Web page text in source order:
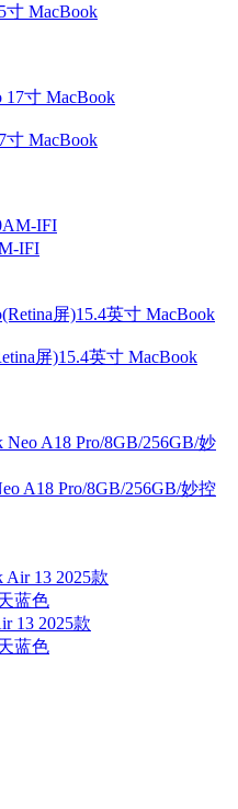
寸 MacBook
寸 MacBook
IFI
屏)15.4英寸 MacBook
A18 Pro/8GB/256GB/妙控
13 2025款
蓝色